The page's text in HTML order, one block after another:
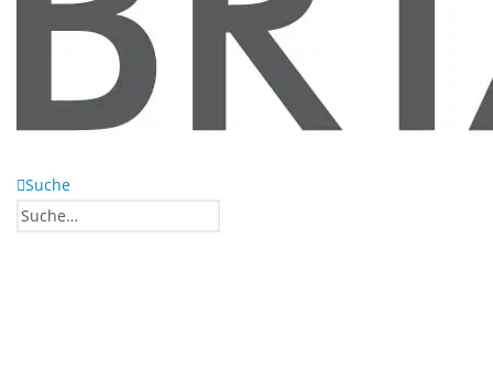
Suche